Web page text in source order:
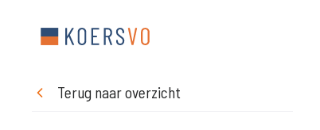
Terug naar overzicht